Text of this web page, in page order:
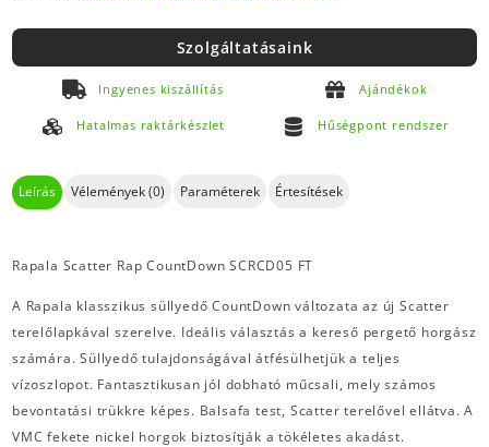
Szolgáltatásaink
Ingyenes kiszállítás Ajándékok
Hatalmas raktárkészlet Hűségpont rendszer
Leírás Vélemények (0) Paraméterek Értesítések
Rapala Scatter Rap CountDown SCRCD05 FT
A Rapala klasszikus süllyedő CountDown változata az új Scatter
terelőlapkával szerelve. Ideális választás a kereső pergető horgász
számára. Süllyedő tulajdonságával átfésülhetjük a teljes
vízoszlopot. Fantasztikusan jól dobható műcsali, mely számos
bevontatási trükkre képes. Balsafa test, Scatter terelővel ellátva. A
VMC fekete nickel horgok biztosítják a tökéletes akadást.